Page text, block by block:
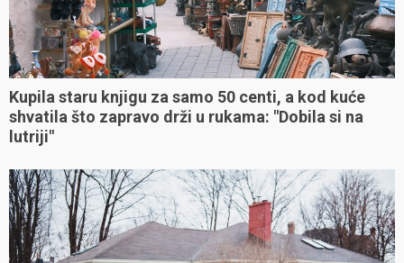
Kupila staru knjigu za samo 50 centi, a kod kuće
shvatila što zapravo drži u rukama: "Dobila si na
lutriji"